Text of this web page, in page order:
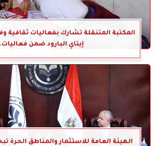
المكتبة المتنقلة تشارك بفعاليات ثقافية
إيتاي البارود ضمن
الهيئة العامة للاستثمار والمناطق الحرة